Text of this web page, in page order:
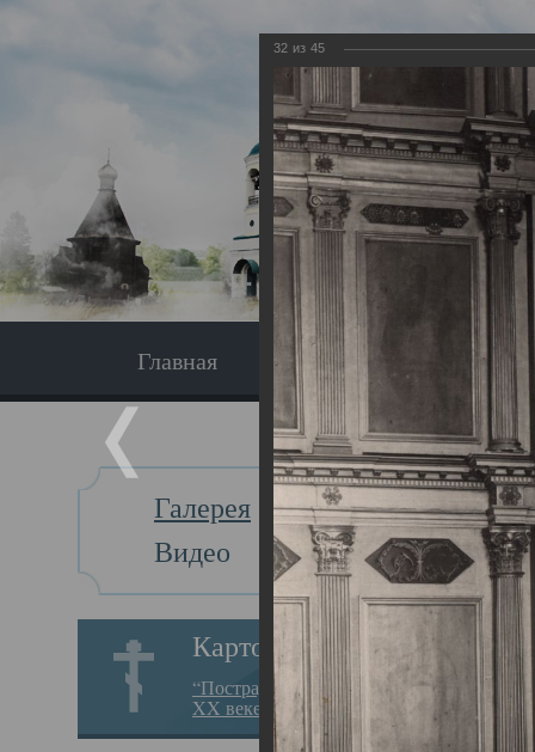
Главная Экскурсия
Галерея
Видео
Картотека
“Пострадавшие за веру в
XX веке на Севере”
Главная
32 из 45